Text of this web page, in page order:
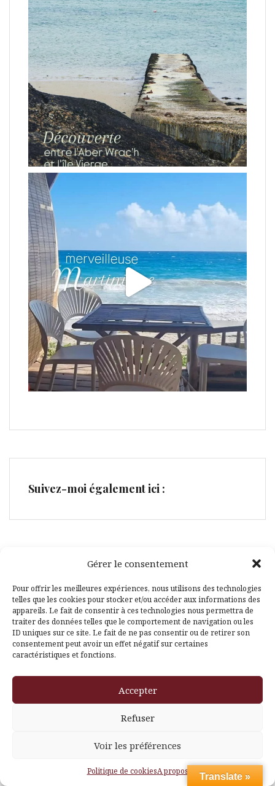
Gérer le consentement
Pour offrir les meilleures expériences, nous utilisons des technologies
telles que les cookies pour stocker et/ou accéder aux informations des
appareils. Le fait de consentir à ces technologies nous permettra de
traiter des données telles que le comportement de navigation ou les
ID uniques sur ce site. Le fait de ne pas consentir ou de retirer son
consentement peut avoir un effet négatif sur certaines
caractéristiques et fonctions.
Accepter
Refuser
Voir les préférences
Politique de cookiesA propos
Suivez-moi également ici :
Facebook
Pinterest
Themeisle
Translate »